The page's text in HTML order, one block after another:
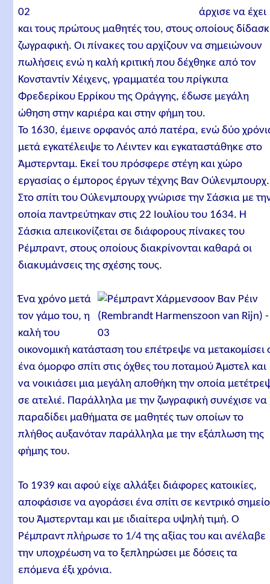
άρχισε να έχει
και τους πρώτους μαθητές του, στους οποίους
ζωγραφική. Οι πίνακες του αρχίζουν να σημειώνουν
πωλήσεις ενώ η καλή κριτική που δέχθηκε από τον
Κονσταντίν Χέιχενς, γραμματέα του πρίγκιπα
Φρεδερίκου Ερρίκου της Οράγγης, έδωσε μεγάλη
ώθηση στην καριέρα και στην φήμη του.
Το 1630, έμεινε ορφανός από πατέρα, ενώ δύο
μετά εγκατέλειψε το Λέιντεν και εγκαταστάθηκε στο
Άμστερνταμ. Εκεί του πρόσφερε στέγη και χώρο
εργασίας ο έμπορος έργων τέχνης Βαν Ούλενμπουρχ.
Στο σπίτι του Ούλενμπουρχ γνώρισε την Σάσκια με
οποία παντρεύτηκαν στις 22 Ιουλίου του 1634. Η
Σάσκια απεικονίζεται σε διάφορους πίνακες του
Ρέμπραντ, στους οποίους διακρίνονται καθαρά οι
διακυμάνσεις της σχέσης τους.
Ένα χρόνο μετά
τον γάμο του, η
καλή του
οικονομική κατάσταση του επέτρεψε να μετακομίσει
ένα όμορφο σπίτι στις όχθες του ποταμού Άμστελ και
να νοικιάσει μια μεγάλη αποθήκη την οποία
σε ατελιέ. Παράλληλα με την ζωγραφική συνέχισε να
παραδίδει μαθήματα σε μαθητές των οποίων το
πλήθος αυξανόταν παράλληλα με την εξάπλωση της
φήμης του.
Το 1939 και αφού είχε αλλάξει διάφορες κατοικίες,
αποφάσισε να αγοράσει ένα σπίτι σε κεντρικό σημείο
του Άμστερνταμ και με ιδιαίτερα υψηλή τιμή. Ο
Ρέμπραντ πλήρωσε το 1/4 της αξίας του και ανέλαβε
την υποχρέωση να το ξεπληρώσει με δόσεις τα
επόμενα έξι χρόνια.